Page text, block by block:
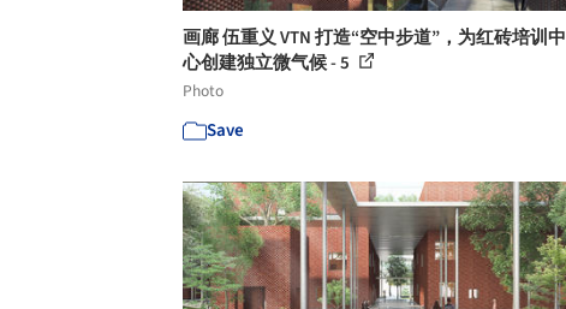
画廊 伍重义 VTN 打造“空中步道”，为红砖培训中
心创建独立微气候 - 5
Photo
Save